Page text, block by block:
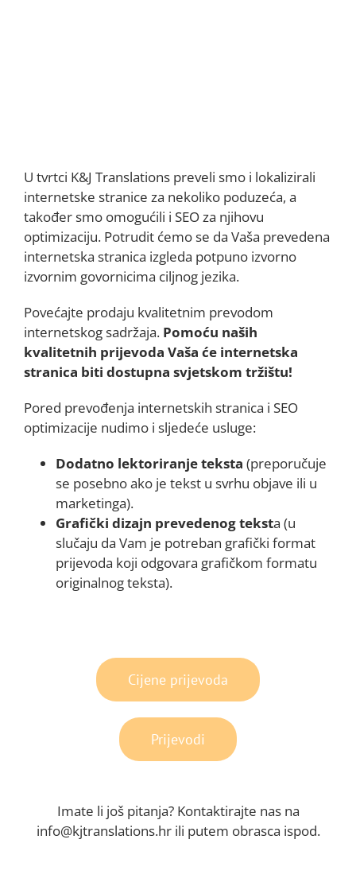
U tvrtci K&J Translations preveli smo i lokalizirali
internetske stranice za nekoliko poduzeća, a
također smo omogućili i SEO za njihovu
optimizaciju. Potrudit ćemo se da Vaša prevedena
internetska stranica izgleda potpuno izvorno
izvornim govornicima ciljnog jezika.
Povećajte prodaju kvalitetnim prevodom
internetskog sadržaja. Pomoću naših
kvalitetnih prijevoda Vaša će internetska
stranica biti dostupna svjetskom tržištu!
Pored prevođenja internetskih stranica i SEO
optimizacije nudimo i sljedeće usluge:
Dodatno lektoriranje teksta (preporučuje
se posebno ako je tekst u svrhu objave ili u
marketinga).
Grafički dizajn prevedenog teksta (u
slučaju da Vam je potreban grafički format
prijevoda koji odgovara grafičkom formatu
originalnog teksta).
Cijene prijevoda
Prijevodi
Imate li još pitanja? Kontaktirajte nas na
info@kjtranslations.hr ili putem obrasca ispod.